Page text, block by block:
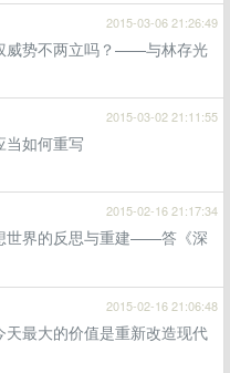
2015-03-06 21:26:49
威势不两立吗？——与林存光
2015-03-02 21:11:55
当如何重写
2015-02-16 21:17:34
世界的反思与重建——答《深
2015-02-16 21:06:48
天最大的价值是重新改造现代